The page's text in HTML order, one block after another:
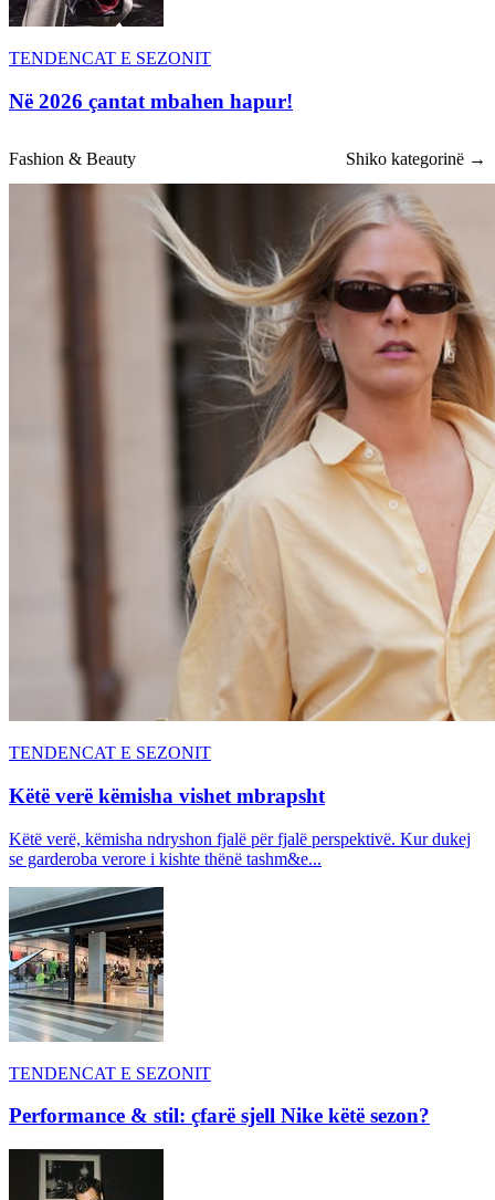
TENDENCAT E SEZONIT
Në 2026 çantat mbahen hapur!
Fashion & Beauty Shiko kategorinë →
TENDENCAT E SEZONIT
Këtë verë këmisha vishet mbrapsht
Këtë verë, këmisha ndryshon fjalë për fjalë perspektivë. Kur dukej
se garderoba verore i kishte thënë tashm&e...
TENDENCAT E SEZONIT
Performance & stil: çfarë sjell Nike këtë sezon?